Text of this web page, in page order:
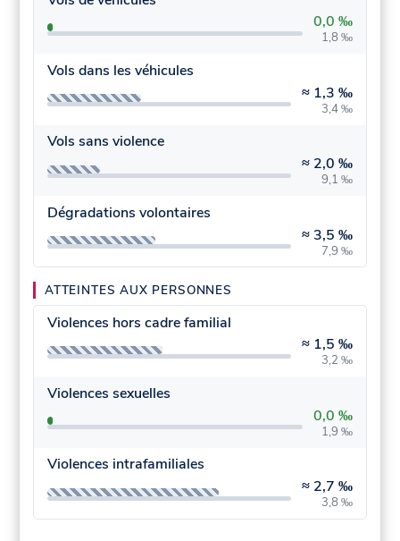
0,0 ‰
1,8 ‰
Vols dans les véhicules
≈ 1,3 ‰
3,4 ‰
Vols sans violence
≈ 2,0 ‰
9,1 ‰
Dégradations volontaires
≈ 3,5 ‰
7,9 ‰
ATTEINTES AUX PERSONNES
Violences hors cadre familial
≈ 1,5 ‰
3,2 ‰
Violences sexuelles
0,0 ‰
1,9 ‰
Violences intrafamiliales
≈ 2,7 ‰
3,8 ‰